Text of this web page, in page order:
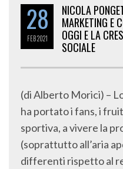
28
FEB2021
NICOLA
MARKETING E
OGGI E LA
SOCIALE
(di Alberto Morici) –
ha portato i fans, i
sportiva, a vivere la
(soprattutto all’aria
differenti rispetto al